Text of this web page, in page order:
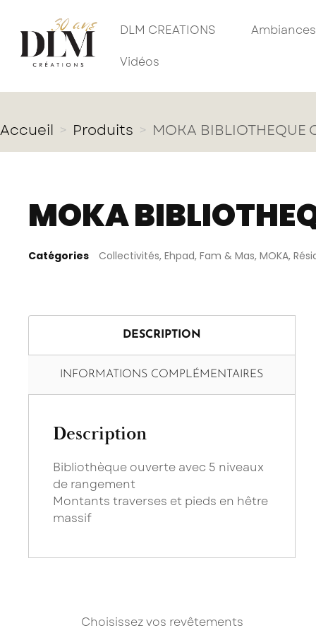
DLM CREATIONS
Vidéos
Accueil Produits MOKA BIBLIOTHEQUE
MOKA
Catégories Collectivités, Ehpad, Fam & Mas, MOKA,
DESCRIPTION
INFORMATIONS COMPLÉMENTAIRES
Description
Bibliothèque ouverte avec 5 niveaux
de rangement
Montants traverses et pieds en hêtre
massif
Choisissez vos revêtements